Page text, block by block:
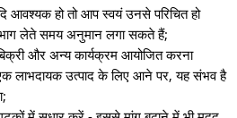
आवश्यक हो तो आप स्वयं उनसे परिचित हो
लेते समय अनुमान लगा सकते हैं;
और अन्य कार्यक्रम आयोजित करना
लाभदायक उत्पाद के लिए आने पर, यह संभव है